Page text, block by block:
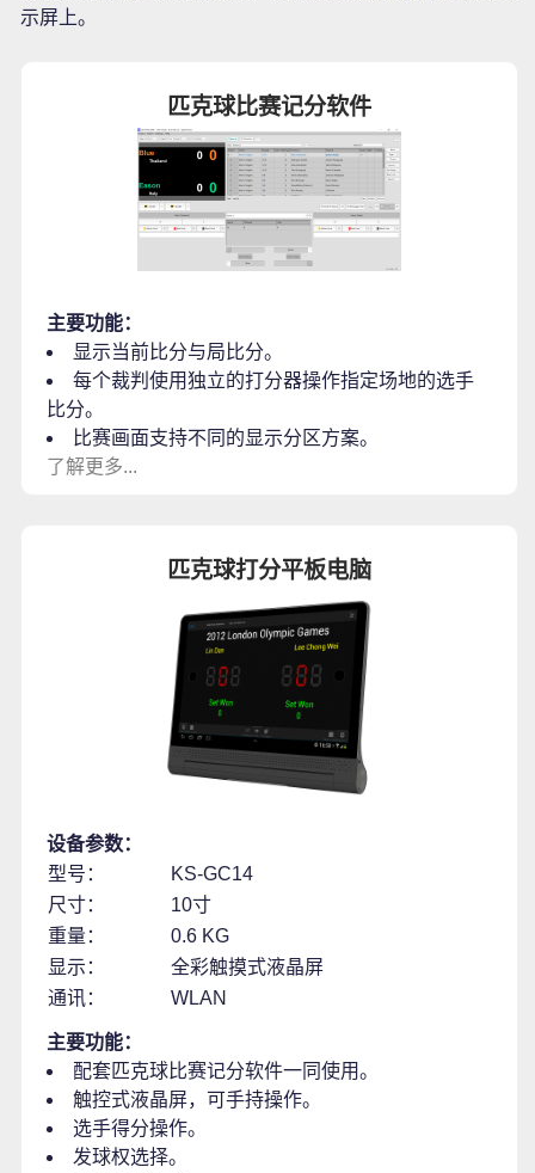
示屏上。
匹克球比赛记分软件
主要功能：
显示当前比分与局比分。
每个裁判使用独立的打分器操作指定场地的选手
比分。
比赛画面支持不同的显示分区方案。
了解更多...
匹克球打分平板电脑
设备参数：
型号：
KS-GC14
尺寸：
10寸
重量：
0.6 KG
显示：
全彩触摸式液晶屏
通讯：
WLAN
主要功能：
配套匹克球比赛记分软件一同使用。
触控式液晶屏，可手持操作。
选手得分操作。
发球权选择。